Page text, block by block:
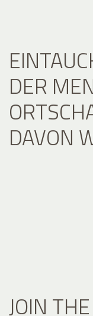
DER
DAVON
JOIN